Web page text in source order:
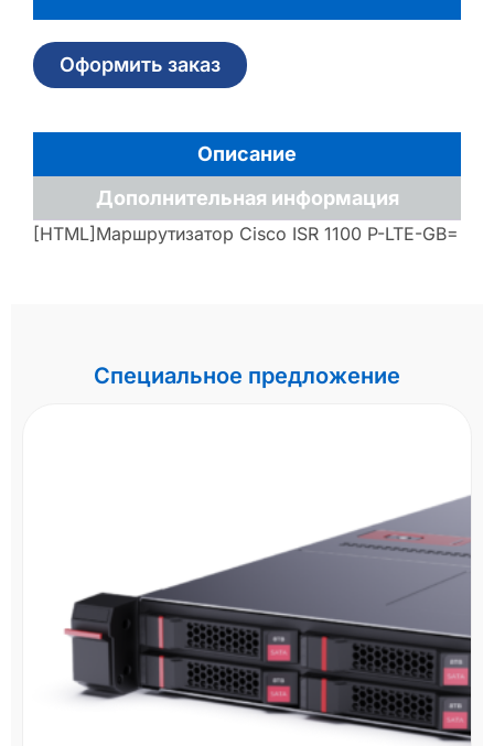
Оформить заказ
Описание
Дополнительная информация
[HTML]Маршрутизатор Cisco ISR 1100 P-LTE-GB=
Специальное предложение